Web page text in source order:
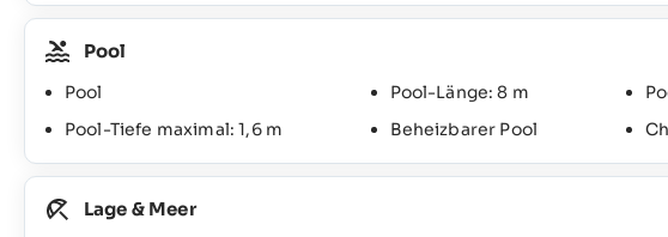
Pool
Pool Pool-Länge: 8 m
Pool-Tiefe maximal: 1,6 m
Beheizbarer Pool
Lage & Meer